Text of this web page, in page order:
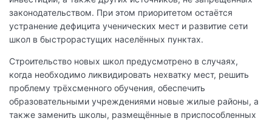
законодательством. При этом приоритетом остаётся
устранение дефицита ученических мест и развитие сети
школ в быстрорастущих населённых пунктах.
Строительство новых школ предусмотрено в случаях,
когда необходимо ликвидировать нехватку мест, решить
проблему трёхсменного обучения, обеспечить
образовательными учреждениями новые жилые районы, а
также заменить школы, размещённые в приспособленных